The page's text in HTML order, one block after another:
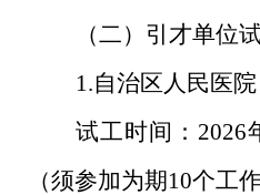
（二）引才单位
1.自治区人民医院
试工时间： 2026
（须参加为期10个工